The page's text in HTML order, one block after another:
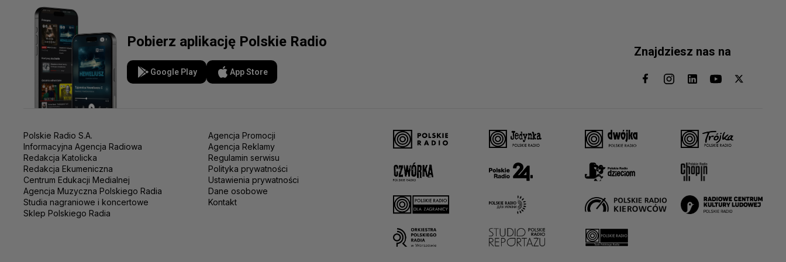
Pobierz aplikację Polskie Radio
Google Play App Store
Znajdziesz nas na
Polskie Radio S.A.
Informacyjna Agencja Radiowa
Redakcja Katolicka
Redakcja Ekumeniczna
Centrum Edukacji Medialnej
Agencja Muzyczna Polskiego Radia
Studia nagraniowe i koncertowe
Sklep Polskiego Radia
Agencja Promocji
Agencja Reklamy
Regulamin serwisu
Polityka prywatności
Ustawienia prywatności
Dane osobowe
Kontakt